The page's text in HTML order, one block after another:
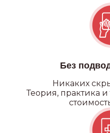
Без
Никаких
Теория, практика